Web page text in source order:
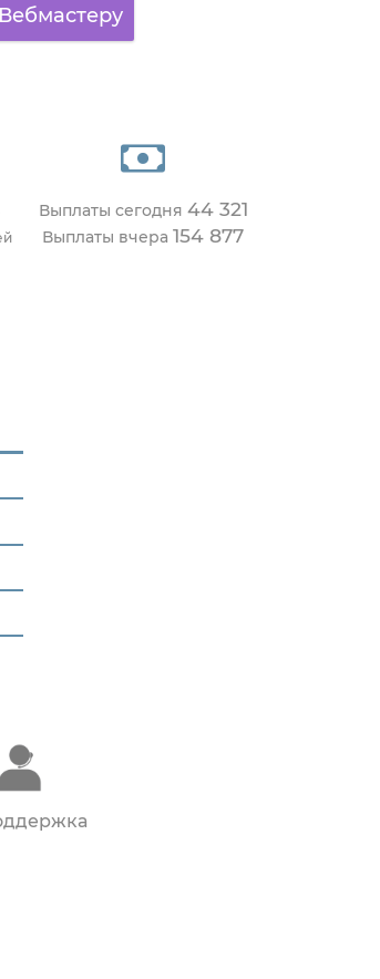
Вебмастеру
Выплаты сегодня 44 321
Выплаты вчера 154 877